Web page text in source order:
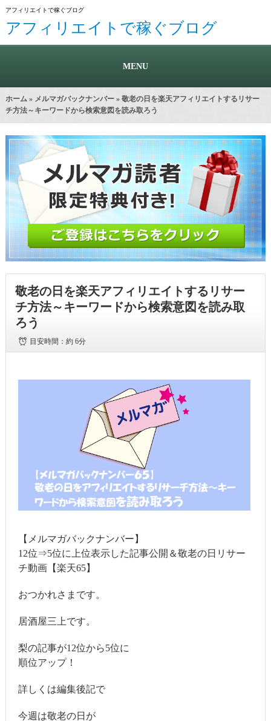
アフィリエイトで稼ぐブログ
アフィリエイトで稼ぐブログ
MENU
ホーム» メルマガバックナンバー» 敬老の日を楽天アフィリエイトするリサー
チ方法～キーワードから検索意図を読み取ろう
敬老の日を楽天アフィリエイトするリサー
チ方法～キーワードから検索意図を読み取
ろう
目安時間：約 6分
【メルマガバックナンバー】
12位⇒5位に上位表示した記事公開＆敬老の日リサー
チ動画【楽天65】
おつかれさまです。
居酒屋三上です。
梨の記事が12位から5位に
順位アップ！
詳しくは編集後記で
今週は敬老の日が